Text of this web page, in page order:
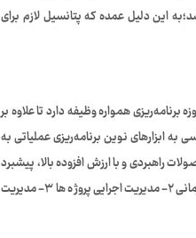
این دلیل عمده که پتانسیل لازم برای
همواره وظیفه دارد تا علاوه بر
ابزارهای نوین برنامه‌ریزی عملیاتی به
راهبردی و با ارزش افزوده بالا، پیشبرد
اهداف برنامه‌ریزی شده خود را ذیل شش مدیریت پیگیری می‌کند که عبارتند از: ۱- مدیریت سیستم‎‌ها و تعالی سازمانی ۲- مدیریت اجرایی پروژ ه ها ۳- مدیریت